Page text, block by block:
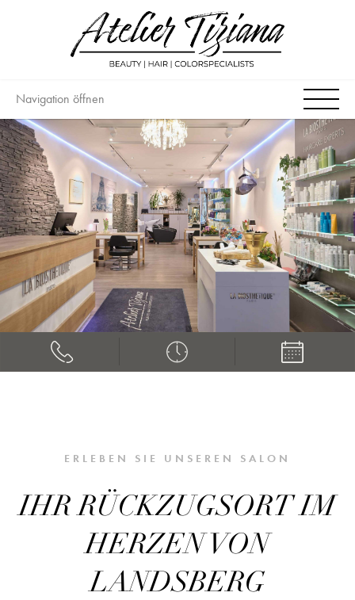
Navigation öffnen
ERLEBEN SIE UNSEREN SALON
IHR RÜCKZUGSORT IM
HERZEN VON
LANDSBERG